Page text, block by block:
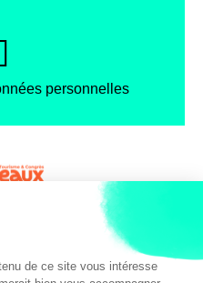
personnelles
générales de vente